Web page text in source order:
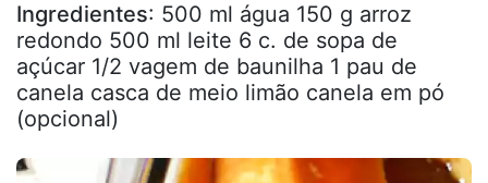
Ingredientes: 500 ml água 150 g arroz
redondo 500 ml leite 6 c. de sopa de
açúcar 1/2 vagem de baunilha 1 pau de
canela casca de meio limão canela em pó
(opcional)